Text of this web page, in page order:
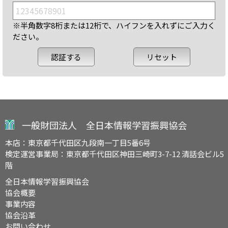
※半角数字8桁または12桁で、ハイフンを入れずにご入力く
ださい。
一般財団法人 全日本情報学習振興協会
本店：東京都千代田区九段南一丁目5番6号
検定運営事業局：東京都千代田区神田三崎町3-7-12 清話会ビル5
階
全日本情報学習振興協会
協会概要
事業内容
協会沿革